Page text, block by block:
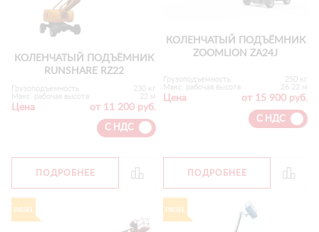
КОЛЕНЧАТЫЙ ПОДЪЁМНИК
RUNSHARE RZ22
Грузоподъемность
230 кг
Макс. рабочая высота
22 м
Цена от 11 200 руб.
С НДС
ПОДРОБНЕЕ
КОЛЕНЧАТЫЙ ПОДЪЁМНИК
ZOOMLION ZA24J
Грузоподъемность
250 кг
Макс. рабочая высота
26,23 м
Цена от 15 900 руб.
С НДС
ПОДРОБНЕЕ